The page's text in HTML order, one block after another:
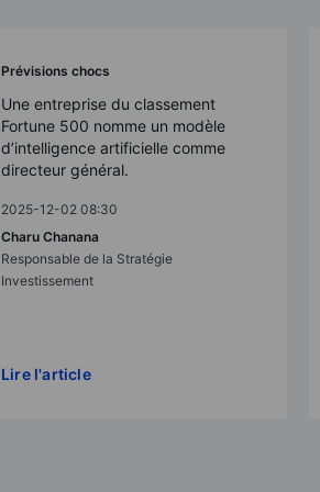
Prévisions chocs
Une entreprise du classement
Fortune 500 nomme un modèle
d’intelligence artificielle comme
directeur général.
2025-12-02 08:30
Charu Chanana
Responsable de la Stratégie
Investissement
Lire l'article